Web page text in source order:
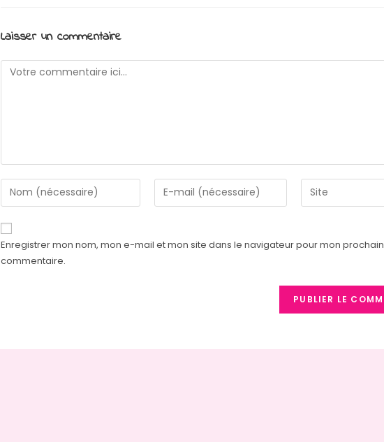
Laisser un commentaire
Enregistrer mon nom, mon e-mail et mon site dans le navigateur pour mon prochain
commentaire.